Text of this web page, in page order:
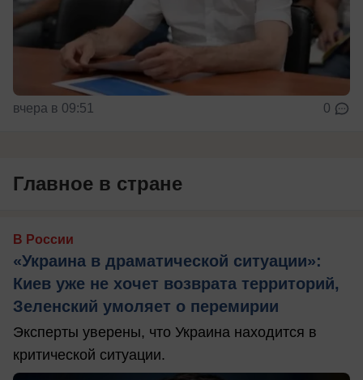
вчера в 09:51 0
Главное в стране
В России
«Украина в драматической ситуации»:
Киев уже не хочет возврата территорий,
Зеленский умоляет о перемирии
Эксперты уверены, что Украина находится в
критической ситуации.